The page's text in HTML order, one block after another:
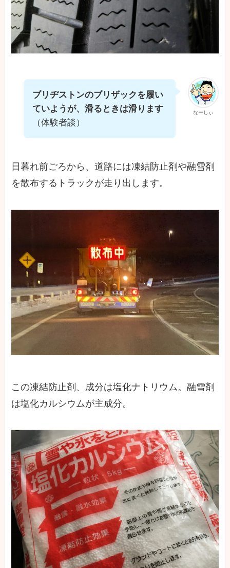
なーしぃ
ブリヂストンのブリザックを履い
ていようが、滑るときは滑ります
（体験者談）
日暮れ前ごろから、道路には凍結防止剤や融雪剤
を散布するトラックが走り出します。
この凍結防止剤、成分は塩化ナトリウム。融雪剤
は塩化カルシウムが主成分。